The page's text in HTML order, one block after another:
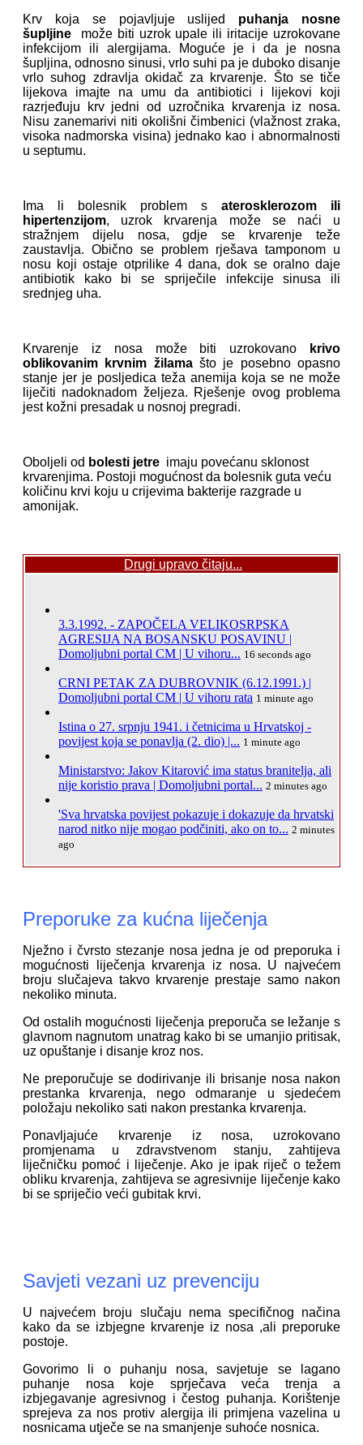
Krv koja se pojavljuje uslijed puhanja nosne
šupljine
može biti uzrok upale ili iritacije uzrokovane
infekcijom ili alergijama. Moguće je i da je nosna
šupljina, odnosno sinusi, vrlo suhi pa je duboko disanje
vrlo suhog zdravlja okidač za krvarenje. Što se tiče
lijekova imajte na umu da antibiotici i lijekovi koji
razrjeđuju krv jedni od uzročnika krvarenja iz nosa.
Nisu zanemarivi niti okolišni čimbenici (vlažnost zraka,
visoka nadmorska visina) jednako kao i abnormalnosti
u septumu.
Ima li bolesnik problem s aterosklerozom ili
hipertenzijom, uzrok krvarenja može se naći u
stražnjem dijelu nosa, gdje se krvarenje teže
zaustavlja. Obično se problem rješava tamponom u
nosu koji ostaje otprilike 4 dana, dok se oralno daje
antibiotik kako bi se spriječile infekcije sinusa ili
srednjeg uha.
Krvarenje iz nosa može biti uzrokovano
krivo
oblikovanim krvnim žilamašto je posebno opasno
stanje jer je posljedica teža anemija koja se ne može
liječiti nadoknadom željeza. Rješenje ovog problema
jest kožni presadak u nosnoj pregradi.
Oboljeli od bolesti jetre imaju povećanu sklonost
krvarenjima. Postoji mogućnost da bolesnik guta veću
količinu krvi koju u crijevima bakterije razgrade u
amonijak.
Drugi upravo čitaju...
3.3.1992. - ZAPOČELA VELIKOSRPSKA
AGRESIJA NA BOSANSKU POSAVINU |
Domoljubni portal CM | U vihoru... 16 seconds ago
CRNI PETAK ZA DUBROVNIK (6.12.1991.) |
Domoljubni portal CM | U vihoru rata 1 minute ago
Istina o 27. srpnju 1941. i četnicima u Hrvatskoj -
povijest koja se ponavlja (2. dio) |... 1 minute ago
Ministarstvo: Jakov Kitarović ima status branitelja, ali
nije koristio prava | Domoljubni portal... 2 minutes ago
'Sva hrvatska povijest pokazuje i dokazuje da hrvatski
narod nitko nije mogao podčiniti, ako on to... 2 minutes
ago
Preporuke za kućna liječenja
Nježno i čvrsto stezanje nosa jedna je od preporuka i
mogućnosti liječenja krvarenja iz nosa. U najvećem
broju slučajeva takvo krvarenje prestaje samo nakon
nekoliko minuta.
Od ostalih mogućnosti liječenja preporuča se ležanje s
glavnom nagnutom unatrag kako bi se umanjio pritisak,
uz opuštanje i disanje kroz nos.
Ne preporučuje se dodirivanje ili brisanje nosa nakon
prestanka krvarenja, nego odmaranje u sjedećem
položaju nekoliko sati nakon prestanka krvarenja.
Ponavljajuće krvarenje iz nosa, uzrokovano
promjenama u zdravstvenom stanju, zahtijeva
liječničku pomoć i liječenje. Ako je ipak riječ o težem
obliku krvarenja, zahtijeva se agresivnije liječenje kako
bi se spriječio veći gubitak krvi.
Savjeti vezani uz prevenciju
U najvećem broju slučaju nema specifičnog načina
kako da se izbjegne krvarenje iz nosa ,ali preporuke
postoje.
Govorimo li o puhanju nosa, savjetuje se lagano
puhanje nosa koje sprječava veća trenja a
izbjegavanje agresivnog i čestog puhanja. Korištenje
sprejeva za nos protiv alergija ili primjena vazelina u
nosnicama utječe se na smanjenje suhoće nosnica.